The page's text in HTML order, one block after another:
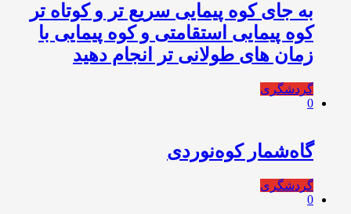
به جای کوه پیمایی سریع تر و کوتاه تر
کوه پیمایی استقامتی و کوه پیمایی با
زمان های طولانی تر انجام دهید
گردشگری
0
گاه‌شمار کوه‌نوردی
گردشگری
0